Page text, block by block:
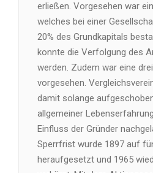
erließen. Vorgesehen war
welches bei einer
20% des Grundkapitals
konnte die Verfolgung des
werden. Zudem war eine
vorgesehen.
damit solange
allgemeiner
Einfluss der Gründer
Sperrfrist wurde 1897 auf
heraufgesetzt und 1965